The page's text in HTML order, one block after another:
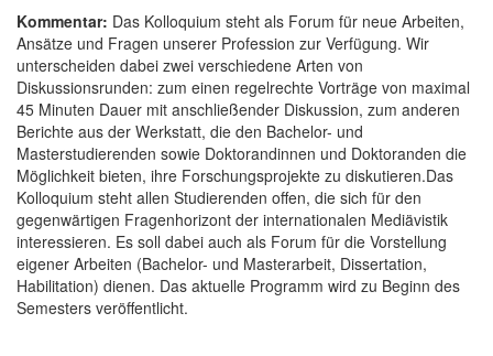
Kommentar: Das Kolloquium steht als Forum für neue Arbeiten,
Ansätze und Fragen unserer Profession zur Verfügung. Wir
unterscheiden dabei zwei verschiedene Arten von
Diskussionsrunden: zum einen regelrechte Vorträge von maximal
45 Minuten Dauer mit anschließender Diskussion, zum anderen
Berichte aus der Werkstatt, die den Bachelor- und
Masterstudierenden sowie Doktorandinnen und Doktoranden die
Möglichkeit bieten, ihre Forschungsprojekte zu diskutieren.Das
Kolloquium steht allen Studierenden offen, die sich für den
gegenwärtigen Fragenhorizont der internationalen Mediävistik
interessieren. Es soll dabei auch als Forum für die Vorstellung
eigener Arbeiten (Bachelor- und Masterarbeit, Dissertation,
Habilitation) dienen. Das aktuelle Programm wird zu Beginn des
Semesters veröffentlicht.